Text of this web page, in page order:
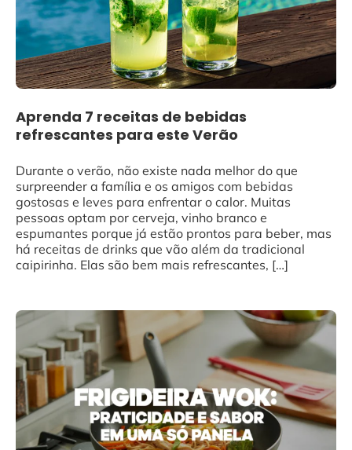
Aprenda 7 receitas de bebidas
refrescantes para este Verão
Durante o verão, não existe nada melhor do que
surpreender a família e os amigos com bebidas
gostosas e leves para enfrentar o calor. Muitas
pessoas optam por cerveja, vinho branco e
espumantes porque já estão prontos para beber, mas
há receitas de drinks que vão além da tradicional
caipirinha. Elas são bem mais refrescantes, […]